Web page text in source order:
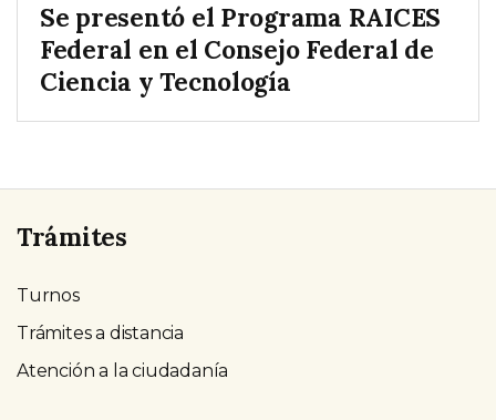
Se presentó el Programa RAICES
Federal en el Consejo Federal de
Ciencia y Tecnología
Trámites
Turnos
Trámites a distancia
Atención a la ciudadanía